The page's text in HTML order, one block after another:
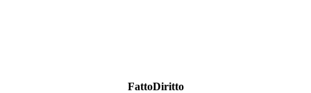
FattoDiritto